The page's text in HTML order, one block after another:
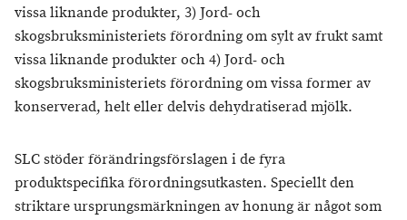
vissa liknande produkter, 3) Jord- och
skogsbruksministeriets förordning om sylt av frukt samt
vissa liknande produkter och 4) Jord- och
skogsbruksministeriets förordning om vissa former av
konserverad, helt eller delvis dehydratiserad mjölk.
SLC stöder förändringsförslagen i de fyra
produktspecifika förordningsutkasten. Speciellt den
striktare ursprungsmärkningen av honung är något som